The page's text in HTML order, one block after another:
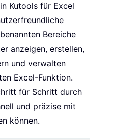
Kutools für Excel
Bereiche
anzeigen, erstellen,
und verwalten
Excel-Funktion.
für Schritt durch
und präzise mit
können.